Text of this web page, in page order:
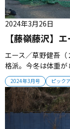
2024年3月号 ピック
【藤嶺藤沢】
2024年3月26日
エース／草野健吾
格派。今冬は体重
で勝負する Pick up
塁手） 大石路也（
手）...